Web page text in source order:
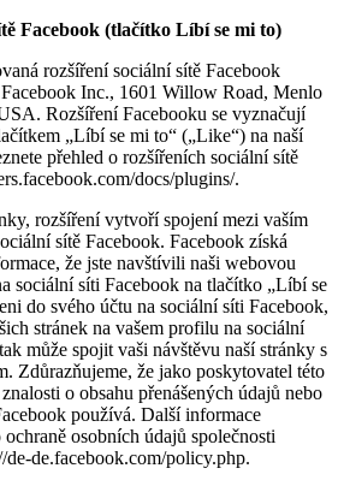
Facebook (tlačítko Líbí se mi to)
rozšíření sociální sítě Facebook
Inc., 1601 Willow Road, Menlo
Rozšíření Facebooku se vyznačují
„Líbí se mi to“ („Like“) na naší
přehled o rozšířeních sociální sítě
docs/plugins/.
rozšíření vytvoří spojení mezi vaším
sítě Facebook. Facebook získá
že jste navštívili naši webovou
sociální síti Facebook na tlačítko „Líbí se
do svého účtu na sociální síti Facebook,
stránek na vašem profilu na sociální
může spojit vaši návštěvu naší stránky s
Zdůrazňujeme, že jako poskytovatel této
o obsahu přenášených údajů nebo
používá. Další informace
osobních údajů společnosti
de-de.facebook.com/policy.php.